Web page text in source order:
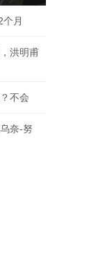
月
洪明甫
不会
奈-努